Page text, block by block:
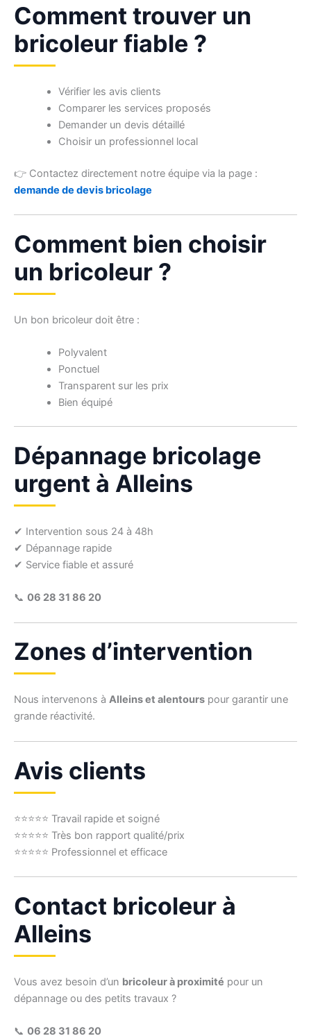
Comment trouver un
bricoleur fiable ?
Vérifier les avis clients
Comparer les services proposés
Demander un devis détaillé
Choisir un professionnel local
👉 Contactez directement notre équipe via la page :
demande de devis bricolage
Comment bien choisir
un bricoleur ?
Un bon bricoleur doit être :
Polyvalent
Ponctuel
Transparent sur les prix
Bien équipé
Dépannage bricolage
urgent à Alleins
✔ Intervention sous 24 à 48h
✔ Dépannage rapide
✔ Service fiable et assuré
📞 06 28 31 86 20
Zones d’intervention
Nous intervenons à Alleins et alentours pour garantir une
grande réactivité.
Avis clients
⭐⭐⭐⭐⭐ Travail rapide et soigné
⭐⭐⭐⭐⭐ Très bon rapport qualité/prix
⭐⭐⭐⭐⭐ Professionnel et efficace
Contact bricoleur à
Alleins
Vous avez besoin d’un bricoleur à proximité pour un
dépannage ou des petits travaux ?
📞 06 28 31 86 20